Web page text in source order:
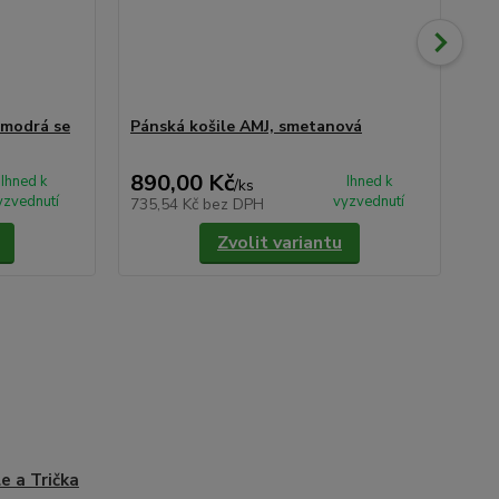
se
Ihned k
Pánská košile AMJ, smetanová
890,00 Kč/ks
735,54 Kč bez DPH
Ihned k
vyzvednutí
Zvolit variantu
a Trička